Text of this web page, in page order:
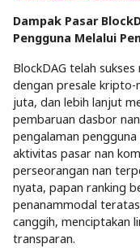
Dampak Pasar
Pengguna Melalui
BlockDAG telah
dengan presale kripto-
juta, dan lebih lanjut
pembaruan dasbor
pengalaman
aktivitas pasar nan
perseorangan nan
nyata, papan ranking
penanammodal
canggih, menciptakan
transparan.